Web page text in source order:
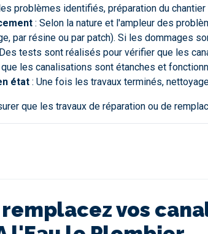
problèmes identifiés, préparation du
: Selon la nature et l'ampleur des
par résine ou par patch). Si les dommages
tests sont réalisés pour vérifier que les
les canalisations sont étanches et
état : Une fois les travaux terminés,
que les travaux de réparation ou de
vos